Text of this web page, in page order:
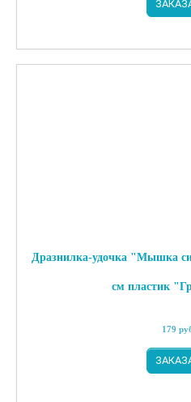
Дразнилка-удочка "Мышка
см пластик
179